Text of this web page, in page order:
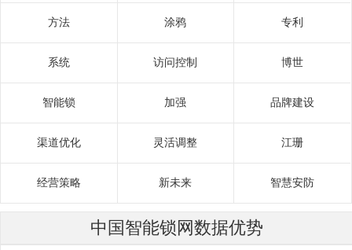
方法 涂鸦 专利
系统 访问控制 博世
智能锁 加强 品牌建设
渠道优化 灵活调整 江珊
经营策略 新未来 智慧安防
中国智能锁网数据优势